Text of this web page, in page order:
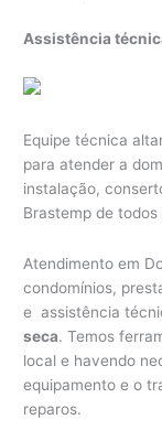
Assistência
Equipe técnica
para atender a
instalação,
Brastemp de todos
Atendimento em
condomínios,
e assistência
seca. Temos
local e havendo
equipamento e o
reparos.